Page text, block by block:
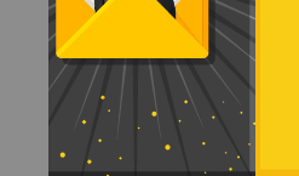
º infantil
sala
papel parede
rodapé